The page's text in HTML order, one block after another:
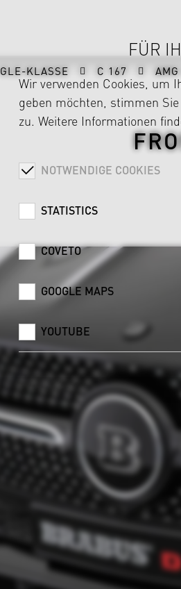
GLE-KLASSE C 167
FÜR
Wir verwenden Cookies, um
geben möchten, stimmen
zu. Weitere Informationen
NOTWENDIGE COOKIES
STATISTICS
COVETO
GOOGLE MAPS
YOUTUBE